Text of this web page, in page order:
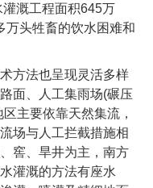
溉工程面积645万
万头牲畜的饮水困难和
方法也呈现灵活多样
面、人工集雨场(碾压
主要依靠天然集流，
场与人工拦截措施相
窖、旱井为主，南方
灌溉的方法有座水